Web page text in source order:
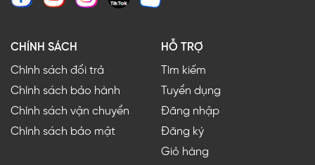
CHÍNH SÁCH
Chính sách đổi trả
Chính sách bảo hành
Chính sách vận chuyển
Chính sách bảo mật
HỖ TRỢ
Tìm kiếm
Tuyển dụng
Đăng nhập
Đăng ký
Giỏ hàng